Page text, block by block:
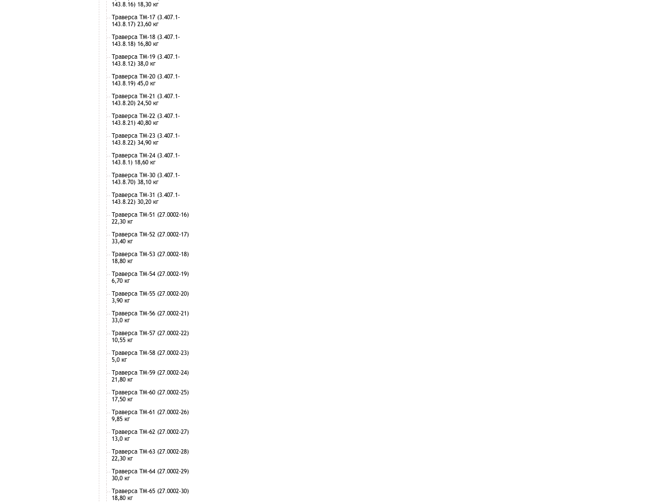
143.8.16) 18,30 кг
Траверса ТМ-17 (3.407.1-
143.8.17) 23,60 кг
Траверса ТМ-18 (3.407.1-
143.8.18) 16,80 кг
Траверса ТМ-19 (3.407.1-
143.8.12) 38,0 кг
Траверса ТМ-20 (3.407.1-
143.8.19) 45,0 кг
Траверса ТМ-21 (3.407.1-
143.8.20) 24,50 кг
Траверса ТМ-22 (3.407.1-
143.8.21) 40,80 кг
Траверса ТМ-23 (3.407.1-
143.8.22) 34,90 кг
Траверса ТМ-24 (3.407.1-
143.8.1) 18,60 кг
Траверса ТМ-30 (3.407.1-
143.8.70) 38,10 кг
Траверса ТМ-31 (3.407.1-
143.8.22) 30,20 кг
Траверса ТМ-51 (27.0002-16)
22,30 кг
Траверса ТМ-52 (27.0002-17)
33,40 кг
Траверса ТМ-53 (27.0002-18)
18,80 кг
Траверса ТМ-54 (27.0002-19)
6,70 кг
Траверса ТМ-55 (27.0002-20)
3,90 кг
Траверса ТМ-56 (27.0002-21)
33,0 кг
Траверса ТМ-57 (27.0002-22)
10,55 кг
Траверса ТМ-58 (27.0002-23)
5,0 кг
Траверса ТМ-59 (27.0002-24)
21,80 кг
Траверса ТМ-60 (27.0002-25)
17,50 кг
Траверса ТМ-61 (27.0002-26)
9,85 кг
Траверса ТМ-62 (27.0002-27)
13,0 кг
Траверса ТМ-63 (27.0002-28)
22,30 кг
Траверса ТМ-64 (27.0002-29)
30,0 кг
Траверса ТМ-65 (27.0002-30)
18,80 кг